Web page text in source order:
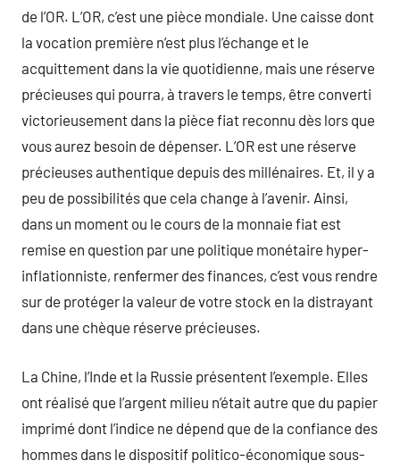
de l’OR. L’OR, c’est une pièce mondiale. Une caisse dont
la vocation première n’est plus l’échange et le
acquittement dans la vie quotidienne, mais une réserve
précieuses qui pourra, à travers le temps, être converti
victorieusement dans la pièce fiat reconnu dès lors que
vous aurez besoin de dépenser. L’OR est une réserve
précieuses authentique depuis des millénaires. Et, il y a
peu de possibilités que cela change à l’avenir. Ainsi,
dans un moment ou le cours de la monnaie fiat est
remise en question par une politique monétaire hyper-
inflationniste, renfermer des finances, c’est vous rendre
sur de protéger la valeur de votre stock en la distrayant
dans une chèque réserve précieuses.
La Chine, l’Inde et la Russie présentent l’exemple. Elles
ont réalisé que l’argent milieu n’était autre que du papier
imprimé dont l’indice ne dépend que de la confiance des
hommes dans le dispositif politico-économique sous-